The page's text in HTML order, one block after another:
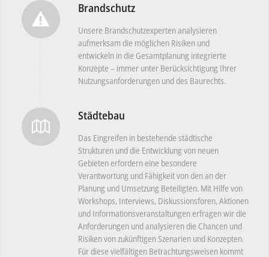
Brandschutz
Unsere Brandschutzexperten analysieren
aufmerksam die möglichen Risiken und
entwickeln in die Gesamtplanung integrierte
Konzepte – immer unter Berücksichtigung Ihrer
Nutzungsanforderungen und des Baurechts.
Städtebau
Das Eingreifen in bestehende städtische
Strukturen und die Entwicklung von neuen
Gebieten erfordern eine besondere
Verantwortung und Fähigkeit von den an der
Planung und Umsetzung Beteiligten. Mit Hilfe von
Workshops, Interviews, Diskussionsforen, Aktionen
und Informationsveranstaltungen erfragen wir die
Anforderungen und analysieren die Chancen und
Risiken von zukünftigen Szenarien und Konzepten.
Für diese vielfältigen Betrachtungsweisen kommt